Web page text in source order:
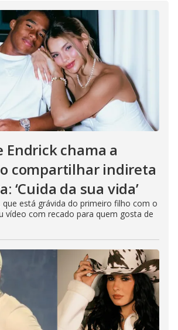
e
o
Endrick chama a
compartilhar indireta
‘Cuida da sua vida’
que está grávida do primeiro filho com o
vídeo com recado para quem gosta de